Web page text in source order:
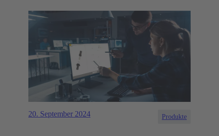
20. September 2024 Produkte